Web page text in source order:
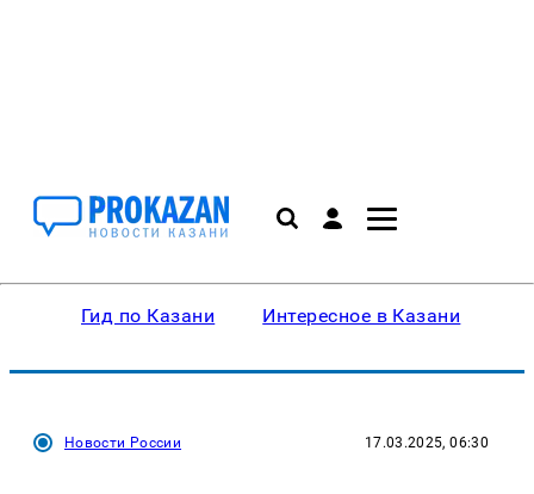
Гид по Казани Интересное в Казани
Новости России 17.03.2025, 06:30